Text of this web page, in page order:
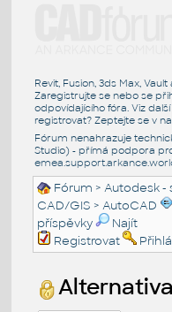
Revit, Fusion, 3ds Max,
Zaregistrujte se nebo se
odpovídajícího fóra. Viz
registrovat? Zeptejte se v
Fórum nenahrazuje
Studio) - přímá podpora
Fórum >Autodesk -
CAD/GIS >AutoCAD
příspěvky
Najít
Registrovat